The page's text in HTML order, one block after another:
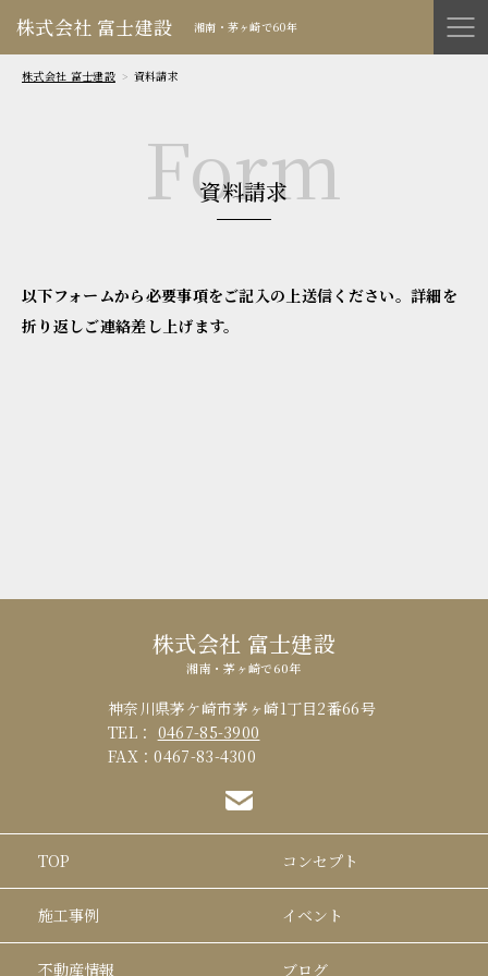
株式会社 富士建設 湘南・茅ヶ崎で60年
株式会社 富士建設 資料請求
資料請求
以下フォームから必要事項をご記入の上送信ください。詳細を
折り返しご連絡差し上げます。
株式会社 富士建設
湘南・茅ヶ崎で60年
神奈川県茅ケ崎市茅ヶ崎1丁目2番66号
TEL： 0467-85-3900
FAX：0467-83-4300
TOP コンセプト
施工事例 イベント
不動産情報 ブログ